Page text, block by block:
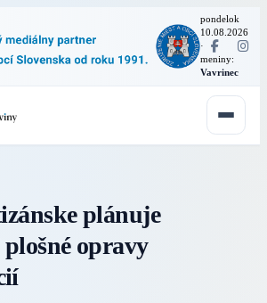
pondelok
10.08.2026
·
meniny:
Vavrinec
plánuje
opravy